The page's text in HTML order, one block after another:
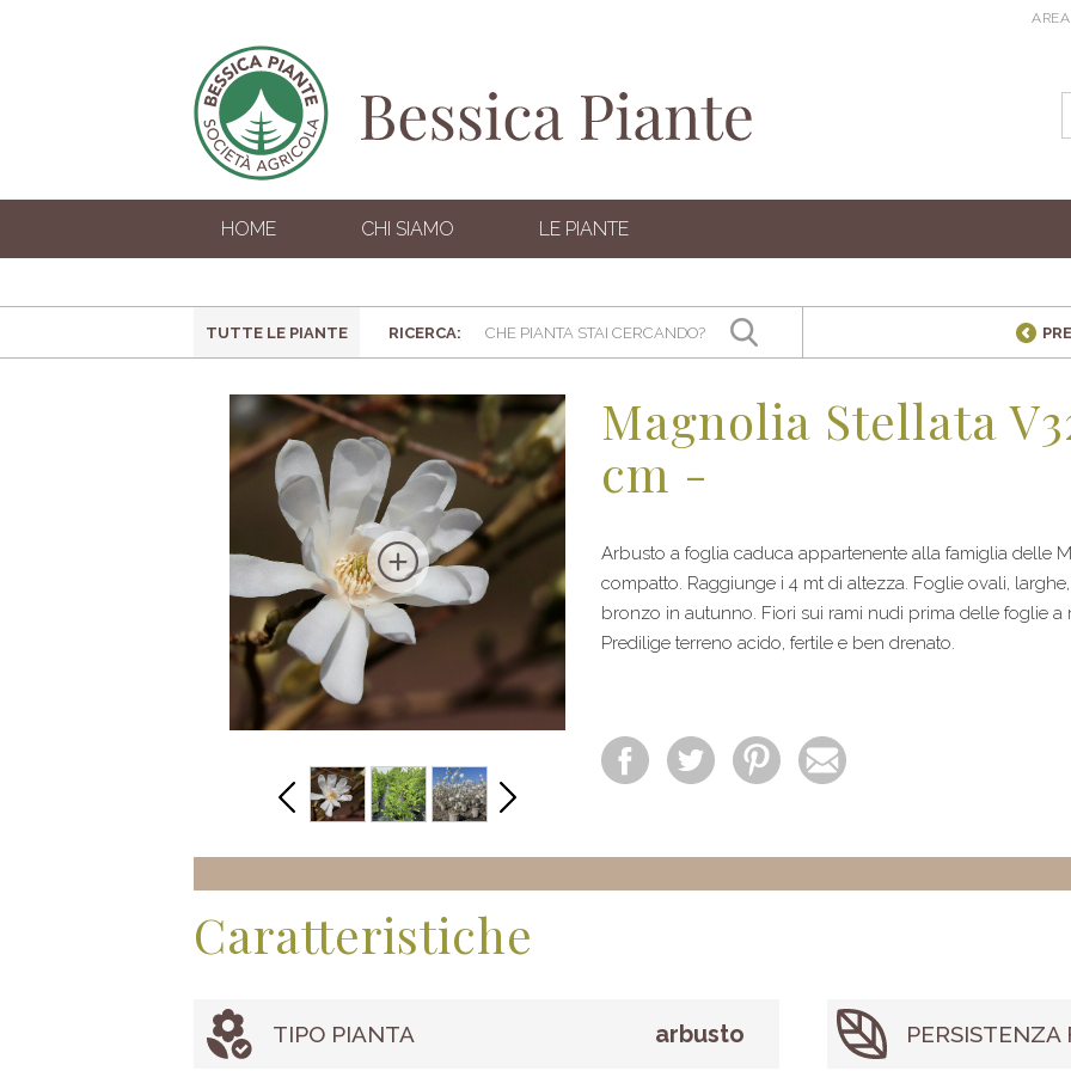
HOME CHI SIAMO LE PIANTE
TUTTE LE PIANTE RICERCA:
Magnolia Stellata
cm -
Arbusto a foglia caduca appartenente alla famiglia delle
compatto. Raggiunge i 4 mt di altezza. Foglie ovali,
bronzo in autunno. Fiori sui rami nudi prima delle foglie
Predilige terreno acido, fertile e ben drenato.
Caratteristiche
TIPO PIANTA arbusto PERSISTENZA